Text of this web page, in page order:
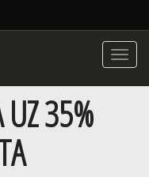
Toggle
UZ 35%